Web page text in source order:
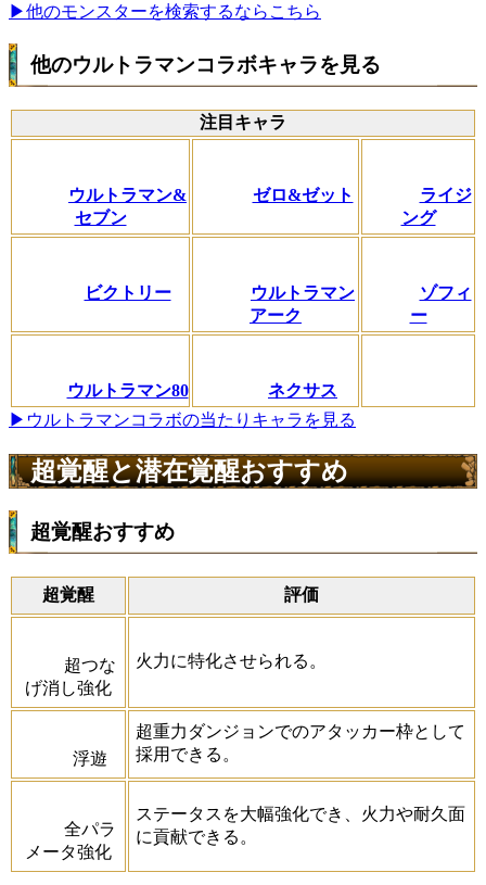
▶他のモンスターを検索するならこちら
他のウルトラマンコラボキャラを見る
注目キャラ
ウルトラマン&
セブン
ゼロ&ゼット
ライジ
ング
ビクトリー
ウルトラマン
アーク
ゾフィ
ー
ウルトラマン80
ネクサス
▶ウルトラマンコラボの当たりキャラを見る
超覚醒と潜在覚醒おすすめ
超覚醒おすすめ
超覚醒 評価
超つな
げ消し強化
火力に特化させられる。
浮遊
超重力ダンジョンでのアタッカー枠として
採用できる。
全パラ
メータ強化
ステータスを大幅強化でき、火力や耐久面
に貢献できる。